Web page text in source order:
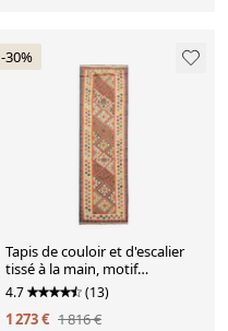
-30%
Tapis de couloir et d'escalier
tissé à la main, motif
géométrique tribal
multicolore, 308 x 87 cm
4.7 (13)
1 273 € 1 816 €